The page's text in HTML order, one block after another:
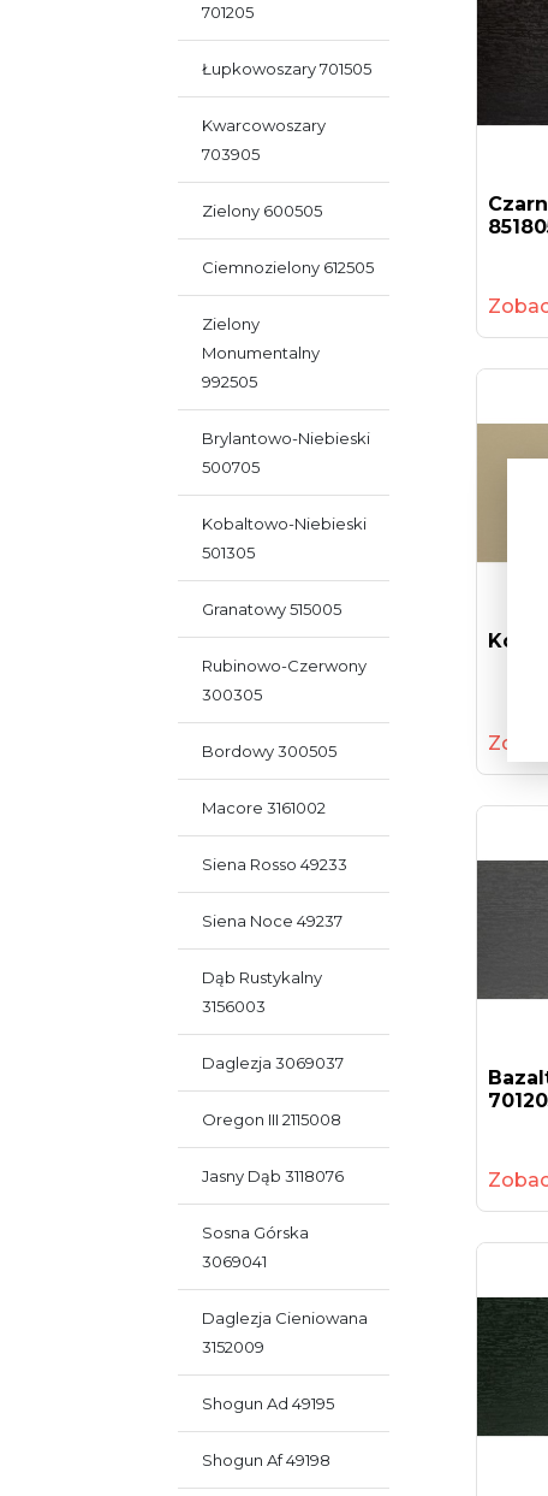
701205
Łupkowoszary 701505
Kwarcowoszary
703905
Zielony 600505
Ciemnozielony 612505
Zielony
Monumentalny
992505
Brylantowo-Niebieski
500705
Kobaltowo-Niebieski
501305
Granatowy 515005
Rubinowo-Czerwony
300305
Bordowy 300505
Macore 3161002
Siena Rosso 49233
Siena Noce 49237
Dąb Rustykalny
3156003
Daglezja 3069037
Oregon III 2115008
Jasny Dąb 3118076
Sosna Górska
3069041
Daglezja Cieniowana
3152009
Shogun Ad 49195
Shogun Af 49198
Kość